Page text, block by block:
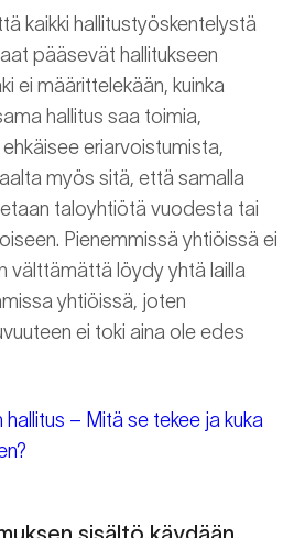
kaikki hallitustyöskentelystä
pääsevät hallitukseen
ei määrittelekään, kuinka
hallitus saa toimia,
eriarvoistumista,
myös sitä, että samalla
taloyhtiötä vuodesta tai
Pienemmissä yhtiöissä ei
välttämättä löydy yhtä lailla
yhtiöissä, joten
ei toki aina ole edes
hallitus – Mitä se tekee ja kuka